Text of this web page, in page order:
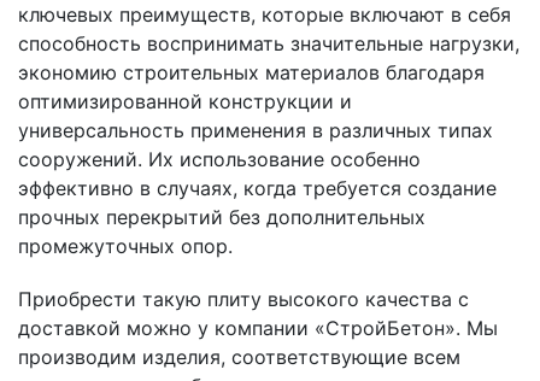
ключевых преимуществ, которые включают в себя
способность воспринимать значительные нагрузки,
экономию строительных материалов благодаря
оптимизированной конструкции и
универсальность применения в различных типах
сооружений. Их использование особенно
эффективно в случаях, когда требуется создание
прочных перекрытий без дополнительных
промежуточных опор.
Приобрести такую плиту высокого качества с
доставкой можно у компании «СтройБетон». Мы
производим изделия, соответствующие всем